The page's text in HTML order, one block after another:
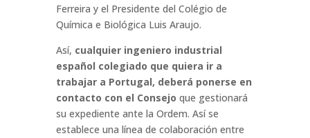
Ferreira y el Presidente del Colégio de
Química e Biológica Luis Araujo.
Así, cualquier ingeniero industrial
español colegiado que quiera ir a
trabajar a Portugal, deberá ponerse en
contacto con el Consejo que gestionará
su expediente ante la Ordem. Así se
establece una línea de colaboración entre